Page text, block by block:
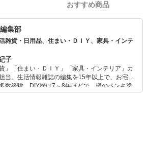
おすすめ商品
集部
雑貨・日用品、住まい・ＤＩＹ、家具・インテ
子
貨」「住まい・ＤＩＹ」「家具・インテリア」カ
当。生活情報雑誌の編集を15年以上で、お宅訪
数経験。DIY歴は7～8年ほどで、壁のペンキ塗
ェンジなどもチャレンジ済み。初心者でもモノ